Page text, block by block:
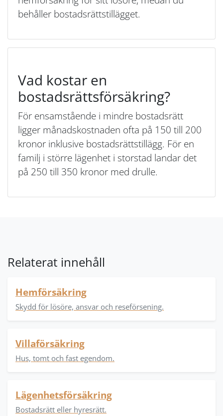
behåller bostadsrättstillägget.
Vad kostar en
bostadsrättsförsäkring?
För ensamstående i mindre bostadsrätt
ligger månadskostnaden ofta på 150 till 200
kronor inklusive bostadsrättstillägg. För en
familj i större lägenhet i storstad landar det
på 250 till 350 kronor med drulle.
Relaterat innehåll
Hemförsäkring
Skydd för lösöre, ansvar och reseförsening.
Villaförsäkring
Hus, tomt och fast egendom.
Lägenhetsförsäkring
Bostadsrätt eller hyresrätt.